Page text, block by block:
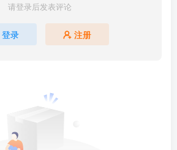
请登录后发表评论
登录 注册